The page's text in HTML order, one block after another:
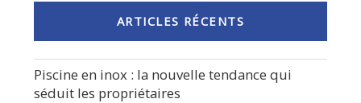
ARTICLES RÉCENTS
Piscine en inox : la nouvelle tendance qui
séduit les propriétaires